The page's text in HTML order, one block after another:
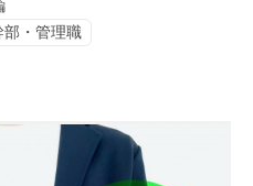
部・管理職